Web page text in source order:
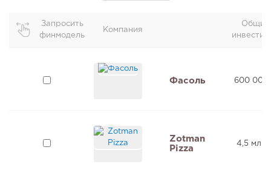
Запросить
финмодель
Компания
Общие
Фасоль 600 000
Zotman
Pizza
4,5 млн